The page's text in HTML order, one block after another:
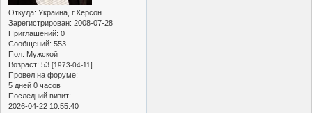
Откуда: Украина, г.Херсон
Зарегистрирован: 2008-07-28
Приглашений: 0
Сообщений: 553
Пол: Мужской
Возраст: 53 [1973-04-11]
Провел на форуме:
5 дней 0 часов
Последний визит:
2026-04-22 10:55:40